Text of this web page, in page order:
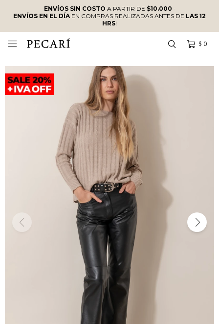
ENVÍOS SIN COSTO A PARTIR DE $10.000 ·
ENVÍOS EN EL DÍAEN COMPRAS REALIZADAS ANTES DE LAS 12
HRS!
$ 0
